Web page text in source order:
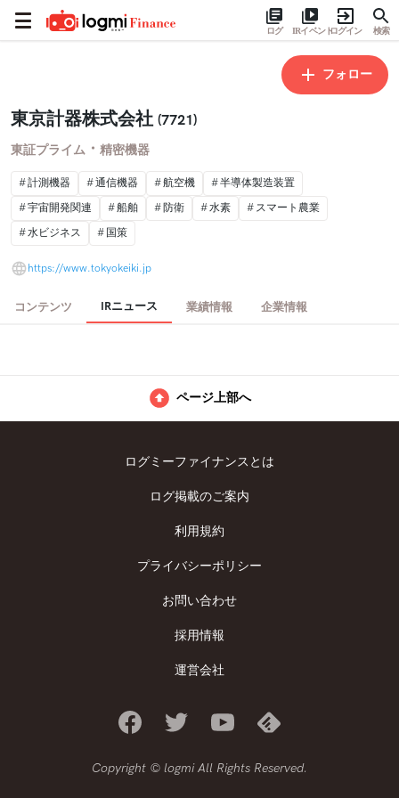
ログ IRイベントログイン 検索
フォロー
東京計器株式会社 (7721)
東証プライム ・ 精密機器
計測機器 通信機器 航空機
半導体製造装置
宇宙開発関連
船舶 防衛 水素
スマート農業
水ビジネス
国策
https://www.tokyokeiki.jp
コンテンツ IRニュース 業績情報 企業情報
ページ上部へ
ログミーファイナンスとは
ログ掲載のご案内
利用規約
プライバシーポリシー
お問い合わせ
採用情報
運営会社
Copyright © logmi All Rights Reserved.